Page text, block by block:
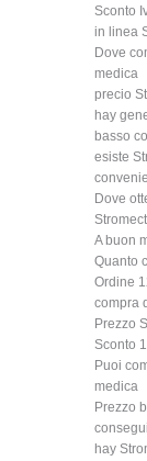
Sconto
in linea
Dove
medica
precio
hay
basso
esiste
Dove
A buon
Quanto
Ordine
compra
Prezzo
Sconto
Puoi
medica
Prezzo
hay